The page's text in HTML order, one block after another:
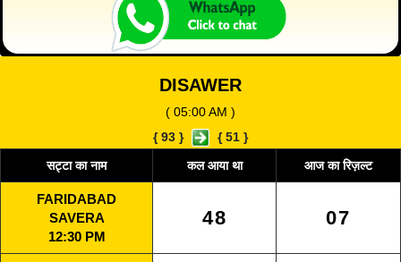
DISAWER
( 05:00 AM )
{93 } {51 }
सट्टा का नाम कल आया था आज का रिज़ल्ट
FARIDABAD
SAVERA
12:30 PM
48 07